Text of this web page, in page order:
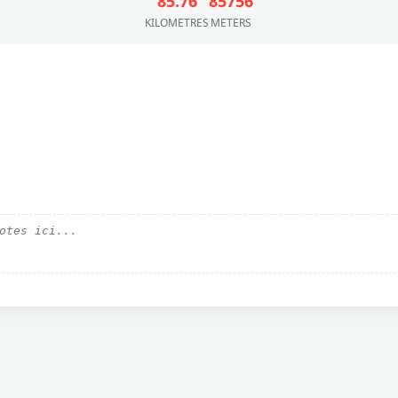
KILOMETRES METERS